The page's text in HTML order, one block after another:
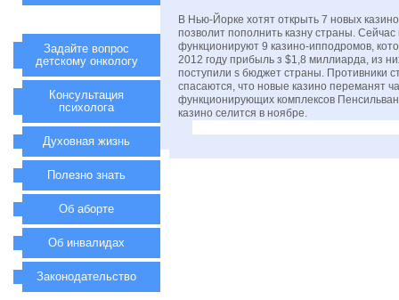
В Нью-Йорке хотят открыть 7 новых
позволит пополнить казну страны.
функционируют 9 казино-ипподромов,
2012 году прибыль з $1,8 миллиарда, из
поступили s бюджет страны. Противники
спасаются, что новые казино переманят
функционирующих комплексов
казино селится в ноябре.
Задайте вопрос
детскому онкологу
Консультация
психолога
Духовная жизнь
Полезно знать
Об аборте
Об инвалидах
Законодательство